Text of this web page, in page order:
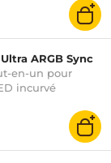
ARGB Sync
en-un pour
incurvé